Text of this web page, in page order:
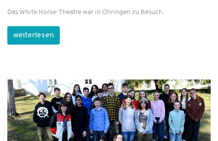
Das White Horse-Theatre war in Öhringen zu Besuch.
weiterlesen